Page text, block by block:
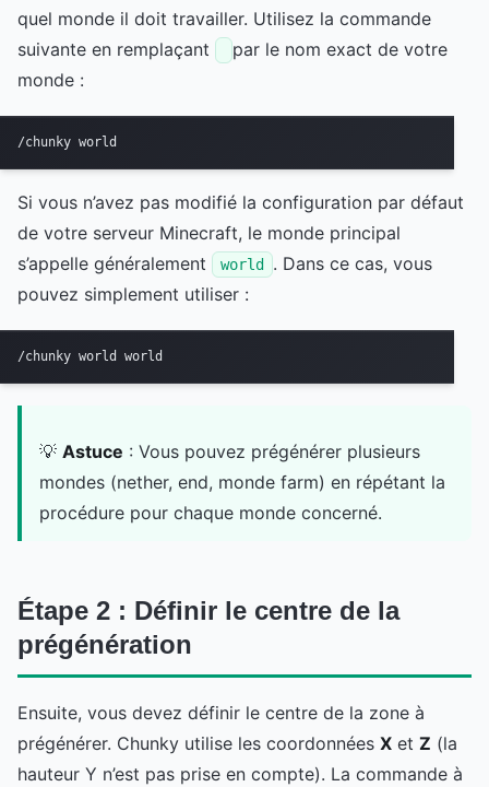
quel monde il doit travailler. Utilisez la commande
suivante en remplaçant
par le nom exact de votre
monde :
/chunky world
Si vous n’avez pas modifié la configuration par défaut
de votre serveur Minecraft, le monde principal
s’appelle généralement
world
. Dans ce cas, vous
pouvez simplement utiliser :
/chunky world world
💡 Astuce : Vous pouvez prégénérer plusieurs
mondes (nether, end, monde farm) en répétant la
procédure pour chaque monde concerné.
Étape 2 : Définir le centre de la
prégénération
Ensuite, vous devez définir le centre de la zone à
prégénérer. Chunky utilise les coordonnées X et Z (la
hauteur Y n’est pas prise en compte). La commande à